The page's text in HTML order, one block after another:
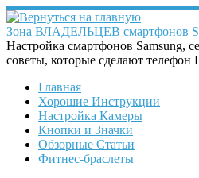
Перейти
к
содержимому
Зона ВЛАДЕЛЬЦЕВ смартфонов
Настройка смартфонов Samsung,
советы, которые сделают
Главная
Хорошие Инструкции
Настройка Камеры
Кнопки и Значки
Обзорные Статьи
Фитнес-браслеты